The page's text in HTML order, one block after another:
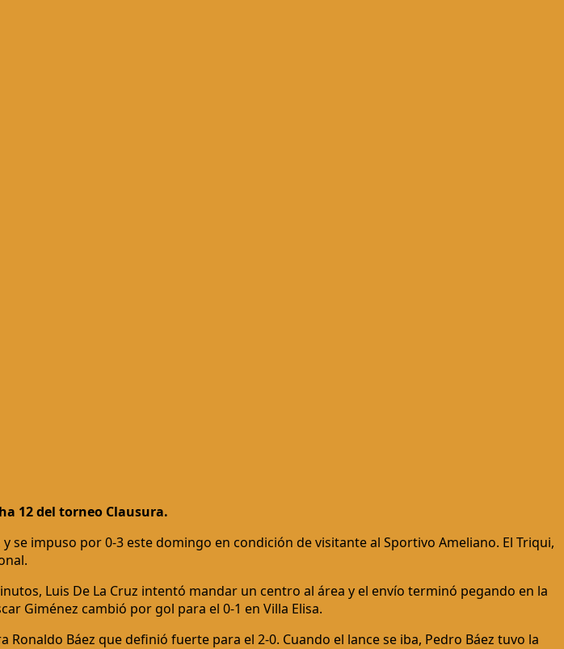
12 del torneo Clausura.
impuso por 0-3 este domingo en condición de visitante al Sportivo Ameliano. El Triqui,
Luis De La Cruz intentó mandar un centro al área y el envío terminó pegando en la
Giménez cambió por gol para el 0-1 en Villa Elisa.
Báez que definió fuerte para el 2-0. Cuando el lance se iba, Pedro Báez tuvo la